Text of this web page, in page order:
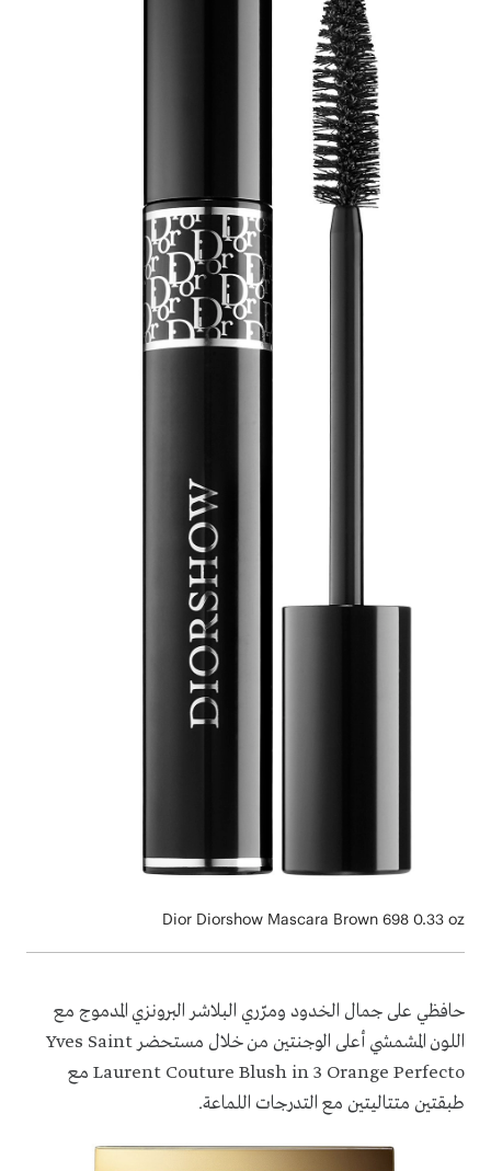
Dior Diorshow Mascara Brown 698 0.33 oz
حافظي على جمال الخدود ومرّري البلاشر البرونزي المدموج مع
اللون المشمشي أعلى الوجنتين من خلال مستحضر Yves Saint
Laurent Couture Blush in 3 Orange Perfecto مع
طبقتين متتاليتين مع التدرجات اللماعة.